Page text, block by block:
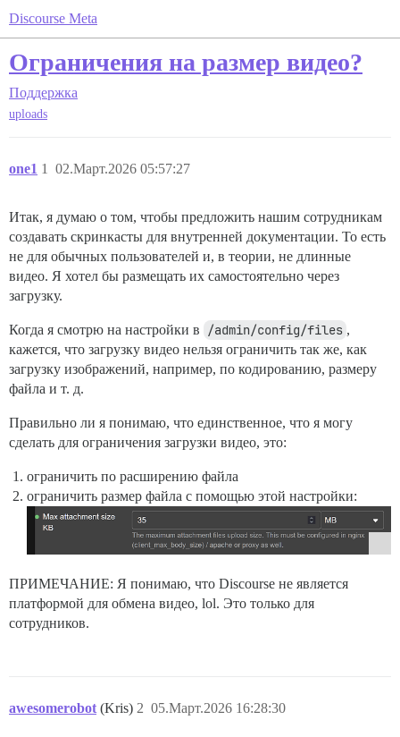
Discourse Meta
Ограничения на размер видео?
Поддержка
uploads
one1 02.Март.2026 05:57:27
1
Итак, я думаю о том, чтобы предложить нашим сотрудникам
создавать скринкасты для внутренней документации. То есть
не для обычных пользователей и, в теории, не длинные
видео. Я хотел бы размещать их самостоятельно через
загрузку.
Когда я смотрю на настройки в /admin/config/files ,
кажется, что загрузку видео нельзя ограничить так же, как
загрузку изображений, например, по кодированию, размеру
файла и т. д.
Правильно ли я понимаю, что единственное, что я могу
сделать для ограничения загрузки видео, это:
ограничить по расширению файла
ограничить размер файла с помощью этой настройки:
ПРИМЕЧАНИЕ: Я понимаю, что Discourse не является
платформой для обмена видео, lol. Это только для
сотрудников.
awesomerobot (Kris) 05.Март.2026 16:28:30
2